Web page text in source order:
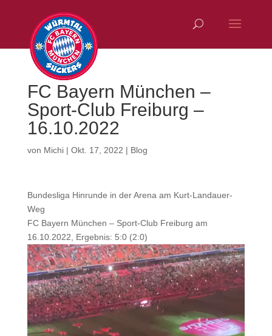
FC Bayern München –
Sport-Club Freiburg –
16.10.2022
von Michi| Okt. 17, 2022 | Blog
Bundesliga Hinrunde in der Arena am Kurt-Landauer-
Weg
FC Bayern München – Sport-Club Freiburg am
16.10.2022, Ergebnis: 5:0 (2:0)
Video-
Player